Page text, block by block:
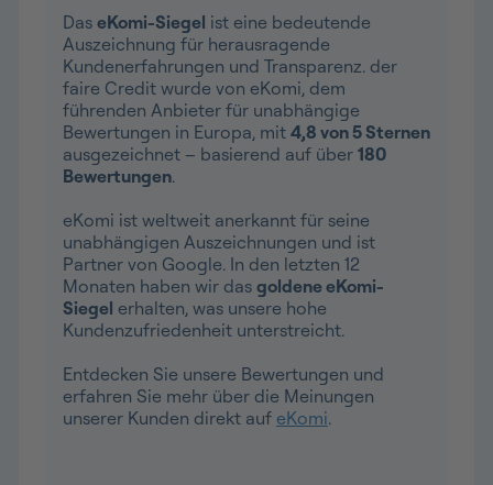
Das eKomi-Siegel ist eine bedeutende
Auszeichnung für herausragende
Kundenerfahrungen und Transparenz. der
faire Credit wurde von eKomi, dem
führenden Anbieter für unabhängige
Bewertungen in Europa, mit 4,8 von 5 Sternen
ausgezeichnet – basierend auf über 180
Bewertungen.
eKomi ist weltweit anerkannt für seine
unabhängigen Auszeichnungen und ist
Partner von Google. In den letzten 12
Monaten haben wir das goldene eKomi-
Siegel erhalten, was unsere hohe
Kundenzufriedenheit unterstreicht.
Entdecken Sie unsere Bewertungen und
erfahren Sie mehr über die Meinungen
unserer Kunden direkt auf eKomi.